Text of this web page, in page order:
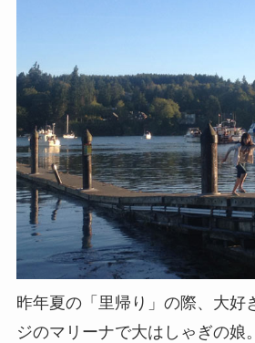
昨年夏の「里帰り」の際、大好
ジのマリーナで大はしゃぎの娘。